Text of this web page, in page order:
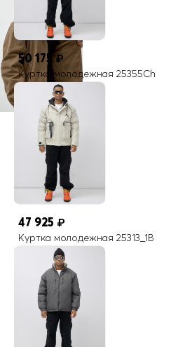
50 175₽
Куртка молодежная 25355Ch
47 925 ₽
Куртка молодежная 25313_1B